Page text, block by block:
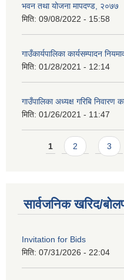
भवन तथा योजना मापदण्ड, २०७७
मिति: 09/08/2022 - 15:58
गाउँकार्यपालिका कार्यसम्पादन
मिति: 01/28/2021 - 12:14
गाउँपालिका अध्यक्ष गरिबि निवारण
मिति: 01/26/2021 - 11:47
Pages
1 2 3
सार्वजनिक खरिद/
Invitation for Bids
मिति: 07/31/2026 - 22:04